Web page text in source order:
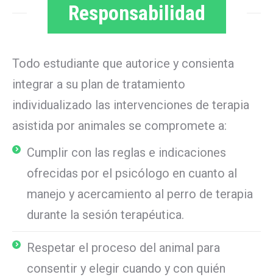
Responsabilidad
Todo estudiante que autorice y consienta
integrar a su plan de tratamiento
individualizado las intervenciones de terapia
asistida por animales se compromete a:
Cumplir con las reglas e indicaciones
ofrecidas por el psicólogo en cuanto al
manejo y acercamiento al perro de terapia
durante la sesión terapéutica.
Respetar el proceso del animal para
consentir y elegir cuando y con quién